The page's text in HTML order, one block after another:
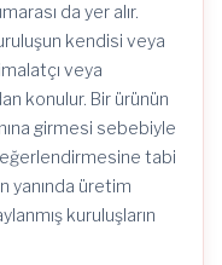
da yer alır.
kendisi veya
veya
konulur. Bir ürünün
girmesi sebebiyle
tabi
yanında üretim
kuruluşların